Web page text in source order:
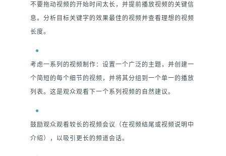
不要拖动视频的开始时间太长，并提前播放视频的关键信
息。分析目标关键字的效果最佳的视频并查看理想的视频
长度。
考虑一系列的视频制作：设置一个广泛的主题，并创建一
个简短的每个细节的视频，并将其分组到一个单一的播放
列表。这是观众观看下一个系列视频的自然建议。
鼓励观众观看较长的视频会议（在视频结尾或视频说明中
介绍），以吸引更长的频道会话。